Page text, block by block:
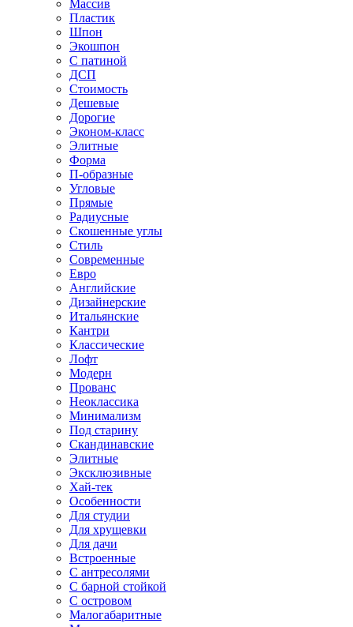
Массив
Пластик
Шпон
Экошпон
С патиной
ДСП
Стоимость
Дешевые
Дорогие
Эконом-класс
Элитные
Форма
П-образные
Угловые
Прямые
Радиусные
Скошенные углы
Стиль
Современные
Евро
Английские
Дизайнерские
Итальянские
Кантри
Классические
Лофт
Модерн
Прованс
Неоклассика
Минимализм
Под старину
Скандинавские
Элитные
Эксклюзивные
Хай-тек
Особенности
Для студии
Для хрущевки
Для дачи
Встроенные
С антресолями
С барной стойкой
С островом
Малогабаритные